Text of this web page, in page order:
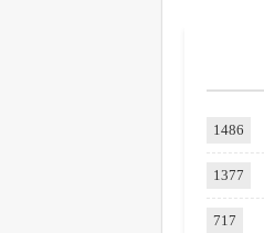
1486
1377
717